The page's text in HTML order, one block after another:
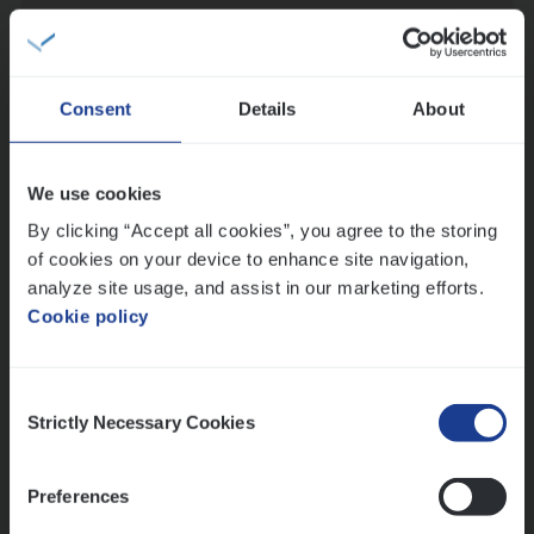
Consent Details About
We use cookies
By clicking “Accept all cookies”, you agree to the storing
of cookies on your device to enhance site navigation,
analyze site usage, and assist in our marketing efforts.
Cookie policy
Selection
Strictly Necessary Cookies
Preferences
Claims­hand­ler Fleet&Bike
Claims Management
Antwerpen
Busi­ness Mana­ger Mari­ne Cargo
People Management, Sales Management
Antwerpen
Mathias houdt van diepgaande dossiers én droge